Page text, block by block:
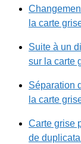
la carte
Suite à un
sur la carte
Séparation
la carte
Carte grise
de